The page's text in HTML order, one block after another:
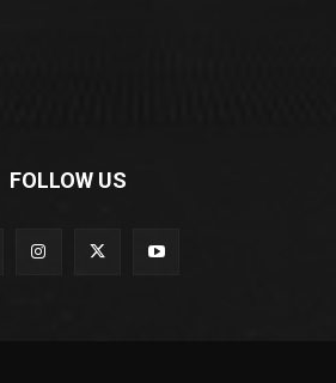
FOLLOW US